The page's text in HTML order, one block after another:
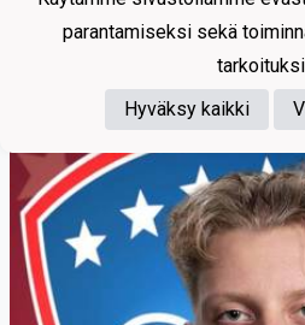
Valkeinen Vili
parantamiseksi sekä
Hyväksy kaikki